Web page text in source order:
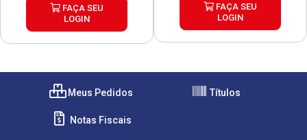
FAÇA SEU
LOGIN
FAÇA SEU
LOGIN
Meus Pedidos Títulos
Notas Fiscais